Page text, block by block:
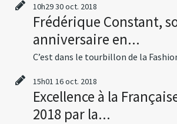
10h2930oct. 2018
Frédérique Constant,
anniversaire en...
C’est dans le tourbillon de la
15h01 16oct. 2018
Excellence à la
2018 par la...